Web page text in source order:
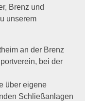
Brenz und
unserem
an der Brenz
bei der
über eigene
Schließanlagen